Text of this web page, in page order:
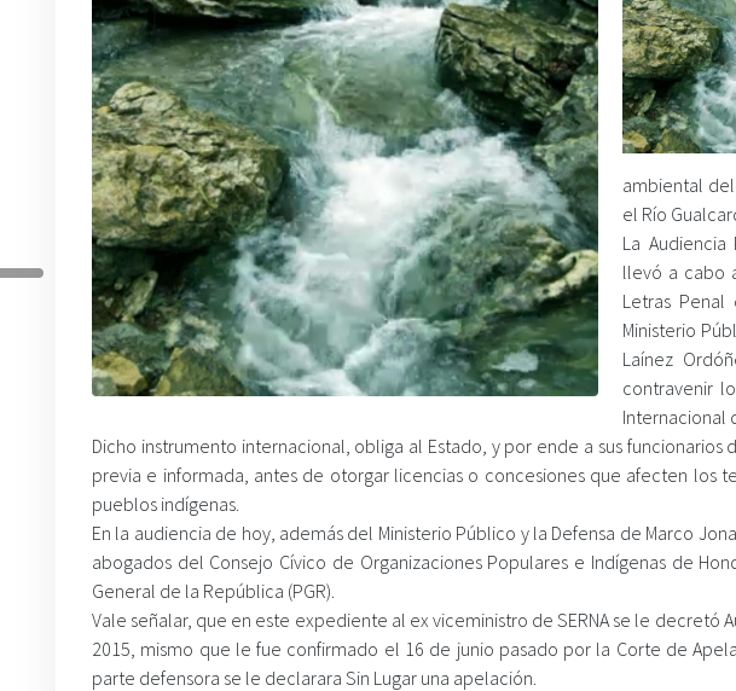
ambiental
el Río
La
llevó a cabo
Letras
Ministerio
Laínez
contravenir
Internacional
Dicho instrumento internacional, obliga al Estado, y por ende a sus
previa e informada, antes de otorgar licencias o concesiones que afecten los
pueblos indígenas.
En la audiencia de hoy, además del Ministerio Público y la Defensa de Marco
abogados del Consejo Cívico de Organizaciones Populares e Indígenas de
General de la República (PGR).
Vale señalar, que en este expediente al ex viceministro de SERNA se le
2015, mismo que le fue confirmado el 16 de junio pasado por la Corte de
parte defensora se le declarara Sin Lugar una apelación.